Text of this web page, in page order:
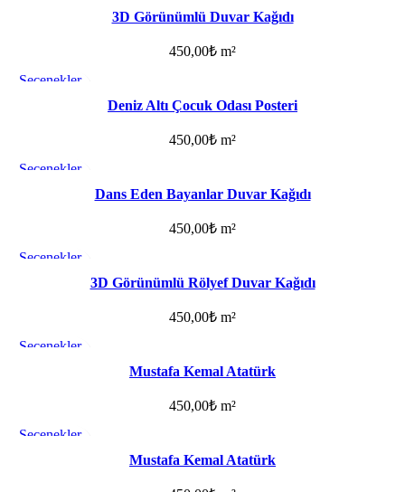
3D Görünümlü Duvar Kağıdı
450,00₺ m²
Seçenekler
Deniz Altı Çocuk Odası Posteri
450,00₺ m²
Seçenekler
Dans Eden Bayanlar Duvar Kağıdı
450,00₺ m²
Seçenekler
Favorilere ekle3D Görünümlü Rölyef Duvar Kağıdı
450,00₺ m²
Seçenekler
Mustafa Kemal Atatürk
450,00₺ m²
Seçenekler
Mustafa Kemal Atatürk